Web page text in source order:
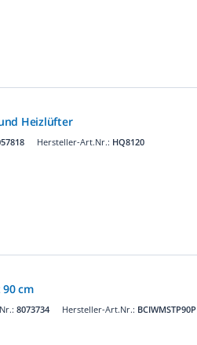
Heizlüfter
Hersteller-Art.Nr.: HQ8120
cm
8073734 Hersteller-Art.Nr.: BCIWMSTP90P